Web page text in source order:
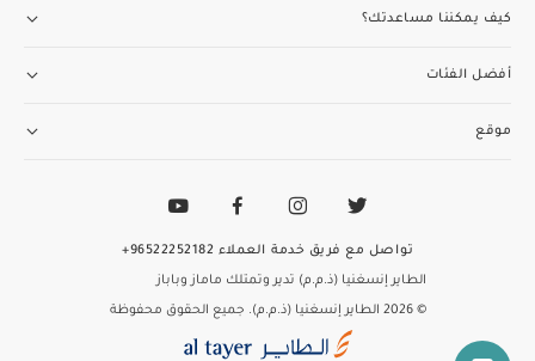
كيف يمكننا مساعدتك؟
أفضل الفئات
موقع
الطاير إنسغنيا (ذ.م.م) تدير وتمتلك ماماز وباباز
© 2026 الطاير إنسغنيا (ذ.م.م). جميع الحقوق محفوظة
تواصل مع فريق خدمة العملاء 96522252182+